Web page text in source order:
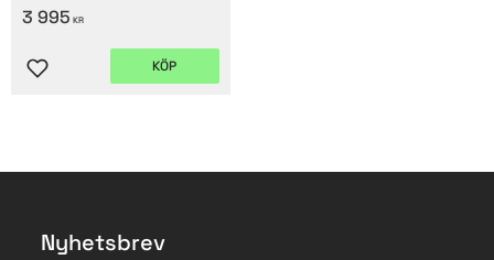
3 995 KR
Lägg till i favoriter
KÖP
Nyhetsbrev